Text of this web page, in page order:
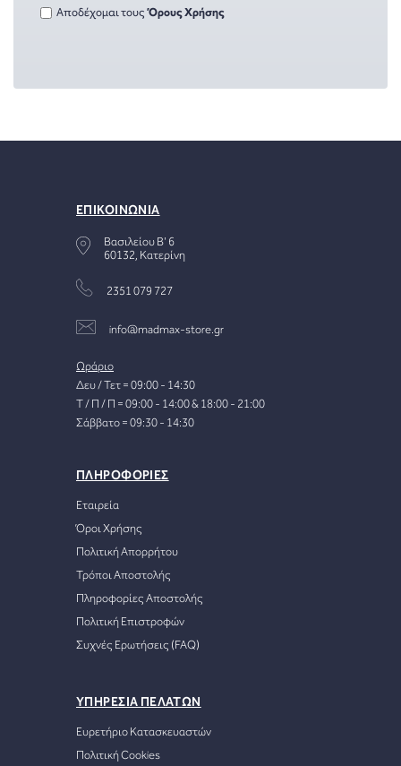
Αποδέχομαι τουςΌρους Χρήσης
ΕΠΙΚΟΙΝΩΝΙΑ
Βασιλείου Β' 6
60132, Κατερίνη
2351 079 727
info@madmax-store.gr
Ωράριο
Δευ / Τετ = 09:00 - 14:30
Τ / Π / Π = 09:00 - 14:00 & 18:00 - 21:00
Σάββατο = 09:30 - 14:30
ΠΛΗΡΟΦΟΡΙΕΣ
Εταιρεία
Όροι Χρήσης
Πολιτική Απορρήτου
Τρόποι Αποστολής
Πληροφορίες Αποστολής
Πολιτική Επιστροφών
Συχνές Ερωτήσεις (FAQ)
ΥΠΗΡΕΣΙΑ ΠΕΛΑΤΩΝ
Ευρετήριο Κατασκευαστών
Πολιτική Cookies